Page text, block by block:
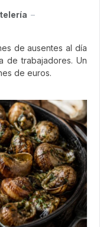
de ausentes al día
de trabajadores. Un
de euros.